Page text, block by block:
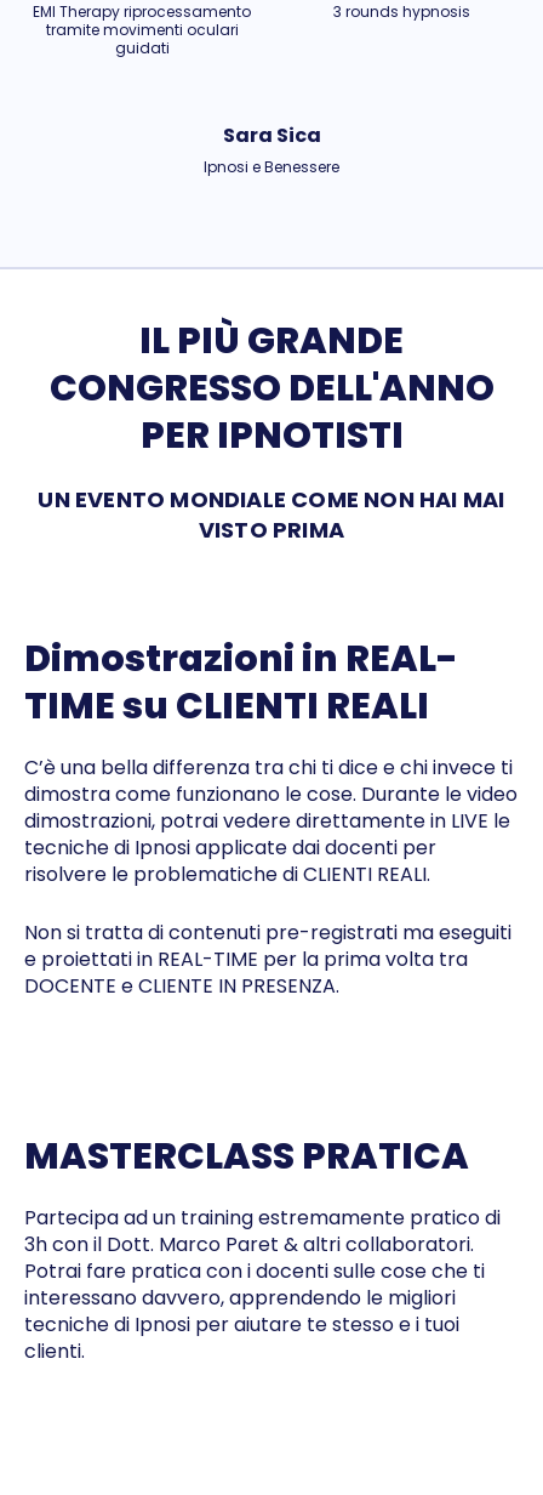
EMI Therapy riprocessamento
tramite movimenti oculari
guidati
3 rounds hypnosis
Sara Sica
Ipnosi e Benessere
IL PIÙ GRANDE
CONGRESSO DELL'ANNO
PER IPNOTISTI
UN EVENTO MONDIALE COME NON HAI MAI
VISTO PRIMA
Dimostrazioni in REAL-
TIME su CLIENTI REALI
C’è una bella differenza tra chi ti dice e chi invece ti
dimostra come funzionano le cose. Durante le video
dimostrazioni, potrai vedere direttamente in LIVE le
tecniche di Ipnosi applicate dai docenti per
risolvere le problematiche di CLIENTI REALI.
Non si tratta di contenuti pre-registrati ma eseguiti
e proiettati in REAL-TIME per la prima volta tra
DOCENTE e CLIENTE IN PRESENZA.
MASTERCLASS PRATICA
Partecipa ad un training estremamente pratico di
3h con il Dott. Marco Paret & altri collaboratori.
Potrai fare pratica con i docenti sulle cose che ti
interessano davvero, apprendendo le migliori
tecniche di Ipnosi per aiutare te stesso e i tuoi
clienti.